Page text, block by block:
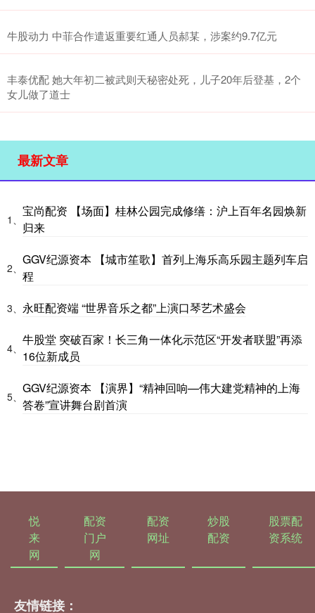
牛股动力 中菲合作遣返重要红通人员郝某，涉案约9.7亿元
丰泰优配 她大年初二被武则天秘密处死，儿子20年后登基，2个
女儿做了道士
最新文章
1、
宝尚配资 【场面】桂林公园完成修缮：沪上百年名园焕新
归来
2、
GGV纪源资本 【城市笙歌】首列上海乐高乐园主题列车启
程
3、 永旺配资端 “世界音乐之都”上演口琴艺术盛会
4、
牛股堂 突破百家！长三角一体化示范区“开发者联盟”再添
16位新成员
5、
GGV纪源资本 【演界】“精神回响—伟大建党精神的上海
答卷”宣讲舞台剧首演
悦
来
网
配资
门户
网
配资
网址
炒股
配资
股票配
资系统
友情链接：